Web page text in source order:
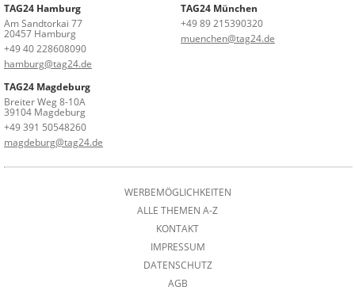
TAG24 Hamburg
Am Sandtorkai 77
20457 Hamburg
+49 40 228608090
hamburg@tag24.de
TAG24 München
+49 89 215390320
muenchen@tag24.de
TAG24 Magdeburg
Breiter Weg 8-10A
39104 Magdeburg
+49 391 50548260
magdeburg@tag24.de
WERBEMÖGLICHKEITEN
ALLE THEMEN A-Z
KONTAKT
IMPRESSUM
DATENSCHUTZ
AGB